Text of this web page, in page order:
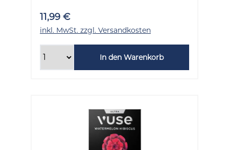
11,99 €
inkl. MwSt. zzgl. Versandkosten
In den Warenkorb